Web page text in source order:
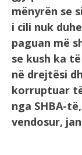
mënyrën se
i cili nuk
paguan më
se kush ka
në drejtësi
korruptuar
nga SHBA-
vendosur,